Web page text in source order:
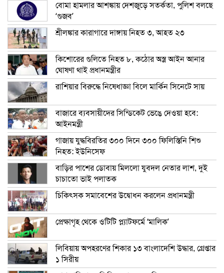
বোমা হামলার আশঙ্কায় দেশজুড়ে সতর্কতা, পুলিশ বলছে
‘গুজব’
শ্রীলঙ্কার কারাগারে দাঙ্গায় নিহত ৩, আহত ২৩
কিশোরের গুলিতে নিহত ৮, কঠোর অস্ত্র আইন আনার
ঘোষণা থাই প্রধানমন্ত্রীর
রাশিয়ার বিরুদ্ধে নিষেধাজ্ঞা বিলে মার্কিন সিনেটে সায়
বাজারে ব্যবসায়ীদের সিন্ডিকেট ভেঙে দেওয়া হবে:
আইনমন্ত্রী
গাজায় যুদ্ধবিরতির ৩০০ দিনে ৩০০ ফিলিস্তিনি শিশু
নিহত: ইউনিসেফ
বাড়ির পাশের ডোবায় মিললো যুবদল নেতার লাশ, দুই
চাচাতো ভাই পলাতক
চিকিৎসক সমাবেশের উদ্বোধন করলেন প্রধানমন্ত্রী
প্রেক্ষাগৃহ থেকে ওটিটি প্ল্যাটফর্মে ‘মালিক’
লিবিয়ায় অপহরণের শিকার ১৩ বাংলাদেশি উদ্ধার, গ্রেপ্তার
১ সিরীয়